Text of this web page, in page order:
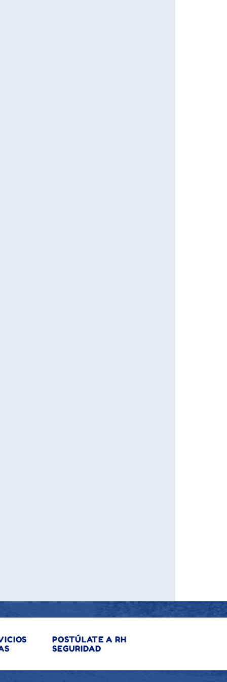
POSTÚLATE A RH
SEGURIDAD